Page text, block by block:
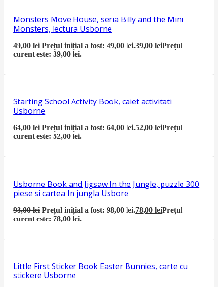
Monsters Move House, seria Billy and the Mini
Monsters, lectura Usborne
49,00lei Prețul inițial a fost: 49,00 lei.39,00leiPrețul
curent este: 39,00 lei.
Starting School Activity Book, caiet activitati
Usborne
64,00lei Prețul inițial a fost: 64,00 lei.52,00leiPrețul
curent este: 52,00 lei.
Usborne Book and Jigsaw In the Jungle, puzzle 300
piese si cartea In jungla Usbore
98,00lei Prețul inițial a fost: 98,00 lei.78,00leiPrețul
curent este: 78,00 lei.
Little First Sticker Book Easter Bunnies, carte cu
stickere Usborne